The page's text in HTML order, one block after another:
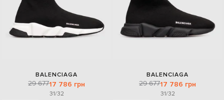
BALENCIAGA
29 67717 786 грн
31/32
BALENCIAGA
29 67717 786 грн
31/32